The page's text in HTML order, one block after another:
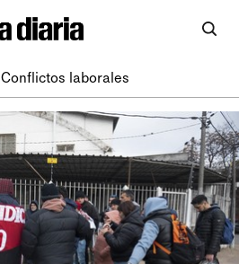
Conflictos laborales